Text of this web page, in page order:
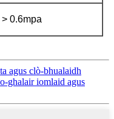
> 0.6mpa
agus clò-bhualaidh
ghalair iomlaid agus